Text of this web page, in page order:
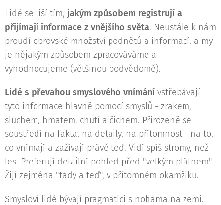
Lidé se liší tím, jakým způsobem registrují a
přijímají informace z vnějšího světa. Neustále k nám
proudí obrovské množství podnětů a informací, a my
je nějakým způsobem zpracováváme a
vyhodnocujeme (většinou podvědomě).
Lidé s převahou smyslového vnímání vstřebávají
tyto informace hlavně pomocí smyslů - zrakem,
sluchem, hmatem, chutí a čichem. Přirozeně se
soustředí na fakta, na detaily, na přítomnost - na to,
co vnímají a zažívají právě teď. Vidí spíš stromy, než
les. Preferují detailní pohled před "velkým plátnem".
Žijí zejména "tady a teď", v přítomném okamžiku.
Smysloví lidé bývají pragmatici s nohama na zemi.